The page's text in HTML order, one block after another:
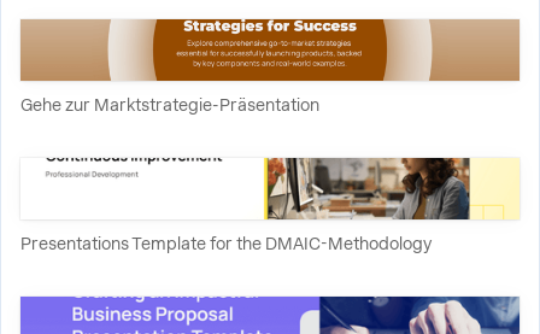
Gehe zur Marktstrategie-Präsentation
Presentations Template for the DMAIC-Methodology